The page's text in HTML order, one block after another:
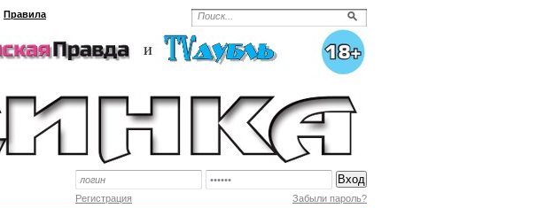
Правила
Регистрация Забыли пароль?